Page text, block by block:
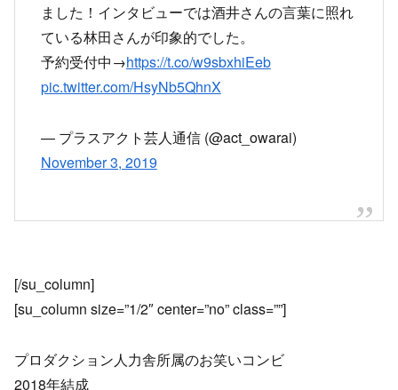
ました！インタビューでは酒井さんの言葉に照れ
ている林田さんが印象的でした。
予約受付中→https://t.co/w9sbxhiEeb
pic.twitter.com/HsyNb5QhnX
— プラスアクト芸人通信 (@act_owarai)
November 3, 2019
[/su_column]
[su_column size=”1/2″ center=”no” class=””]
プロダクション人力舎所属のお笑いコンビ
2018年結成